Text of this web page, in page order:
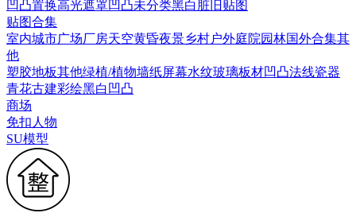
凹凸置换高光遮罩凹凸未分类黑白脏旧贴图
贴图合集
室内城市广场厂房天空黄昏夜景乡村户外庭院园林国外合集其
他
塑胶地板其他绿植/植物墙纸屏幕水纹玻璃板材凹凸法线瓷器
青花古建彩绘黑白凹凸
商场
免扣人物
SU模型